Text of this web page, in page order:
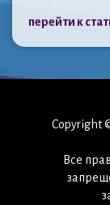
перейти к
Copyright
Все